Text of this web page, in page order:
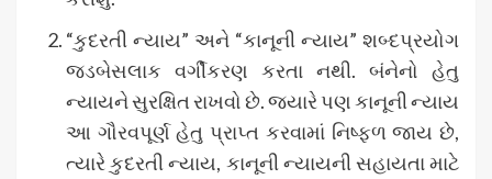
“કુદરતી ન્યાય” અને “કાનૂની ન્યાય” શબ્દપ્રયોગ
જડબેસલાક વર્ગીકરણ કરતા નથી. બંનેનો હેતુ
ન્યાયને સુરક્ષિત રાખવો છે. જ્યારે પણ કાનૂની ન્યાય
આ ગૌરવપૂર્ણ હેતુ પ્રાપ્ત કરવામાં નિષ્ફળ જાય છે,
ત્યારે કુદરતી ન્યાય, કાનૂની ન્યાયની સહાયતા માટે